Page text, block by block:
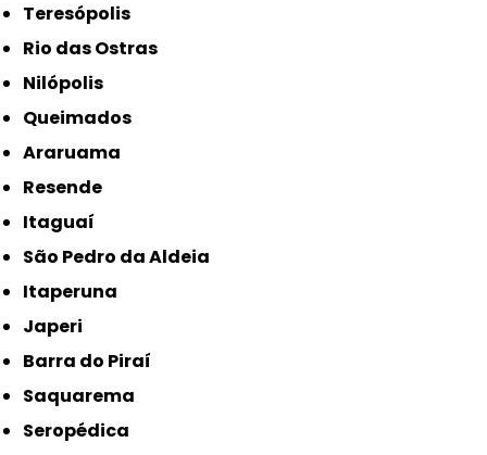
Teresópolis
Rio das Ostras
Nilópolis
Queimados
Araruama
Resende
Itaguaí
São Pedro da Aldeia
Itaperuna
Japeri
Barra do Piraí
Saquarema
Seropédica